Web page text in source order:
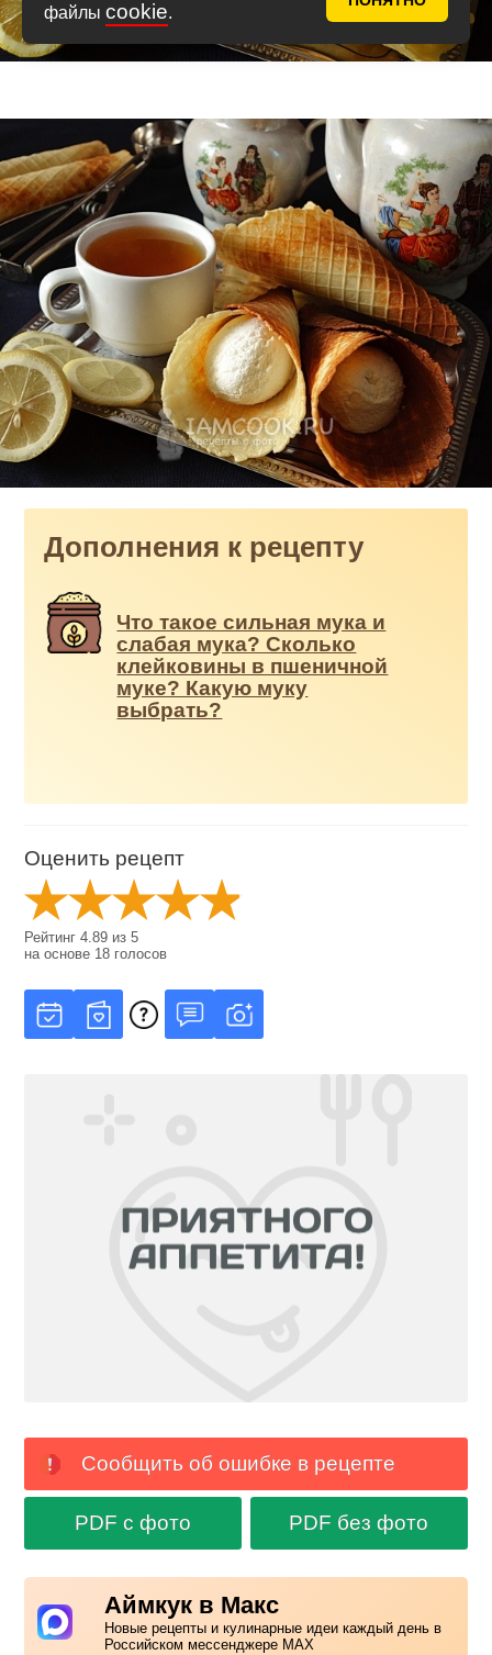
файлы cookie.
Дополнения к рецепту
Что такое сильная мука и
слабая мука? Сколько
клейковины в пшеничной
муке? Какую муку
выбрать?
Оценить рецепт
Рейтинг4.89 из5
на основе 18 голосов
Сообщить об ошибке в рецепте
PDF с фото PDF без фото
Аймкук в Макс
Новые рецепты и кулинарные идеи каждый день в
Российском мессенджере MAX